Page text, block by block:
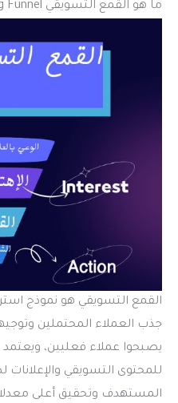
ما هو القمع التسويقي Marketing Funnel؟
القمع التسويقي هو نموذج
جذب العملاء المحتملين
يصبحوا عملاء فعليين،
للمحتوى التسويقي
المستهدف وتحقيق أعلى